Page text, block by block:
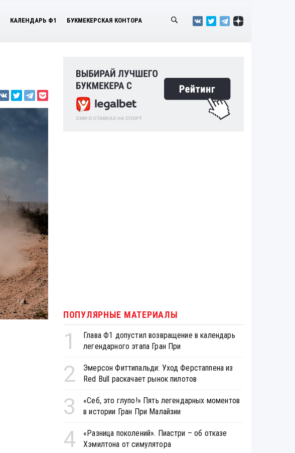
КАЛЕНДАРЬ Ф1 БУКМЕКЕРСКАЯ КОНТОРА
ПОПУЛЯРНЫЕ МАТЕРИАЛЫ
1
Глава Ф1 допустил возвращение в календарь
легендарного этапа Гран При
2
Эмерсон Фиттипальди: Уход Ферстаппена из
Red Bull раскачает рынок пилотов
3
«Себ, это глупо!» Пять легендарных моментов
в истории Гран При Малайзии
4
«Разница поколений». Пиастри – об отказе
Хэмилтона от симулятора